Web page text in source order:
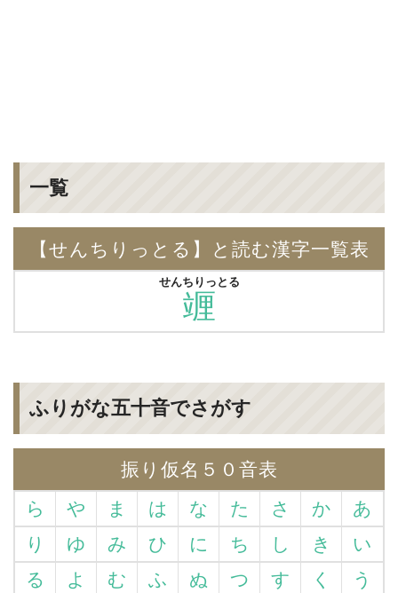
一覧
【せんちりっとる】と読む漢字一覧表
竰
せんちりっとる
ふりがな五十音でさがす
振り仮名５０音表
ら
や ま は な た さ か
あ
り
ゆ み ひ に ち し き
い
る
よ む ふ ぬ つ す く
う